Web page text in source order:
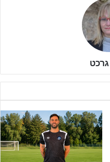
הקטנים ובו בזמן שהרבה
גרכט